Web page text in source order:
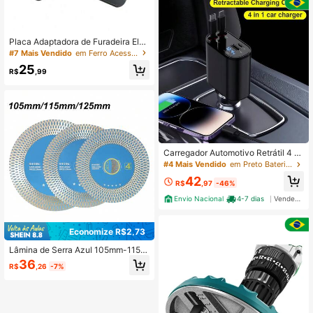
Placa Adaptadora de Furadeira Elét
rica, Acessórios de Furadeira Elétric
étrica Manual para Esmerilhadeira
étrica para Esmerilhadeira Angular
#7 Mais Vendido em Ferro Acessórios para ferramentas
R$25 ,99
Economize R$2,73
Lâmina de Serra Azul 105mm-115m
m-125mm, Para Mármore, Azulejo
R$36 ,26 -7%
a de Limpeza
Carregador Automotivo Retrátil 4 E
m 1 Turbo Usb-c + Lightning - Bing
#4 Mais Vendido em Preto Baterias e carregadores
R$42,97 -46%
Envio Nacional
4-7 dias